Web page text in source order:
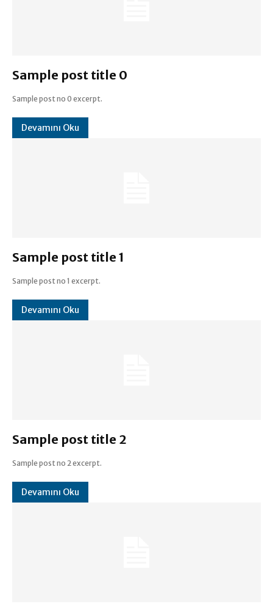
Sample post title 0
Sample post no 0 excerpt.
Devamını Oku
Sample post title 1
Sample post no 1 excerpt.
Devamını Oku
Sample post title 2
Sample post no 2 excerpt.
Devamını Oku